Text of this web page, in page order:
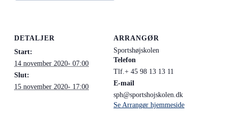
DETALJER
Start:
14 november 2020- 07:00
Slut:
15 november 2020- 17:00
ARRANGØR
Sportshøjskolen
Telefon
Tlf.+ 45 98 13 13 11
E-mail
sph@sportshojskolen.dk
Se Arrangør hjemmeside